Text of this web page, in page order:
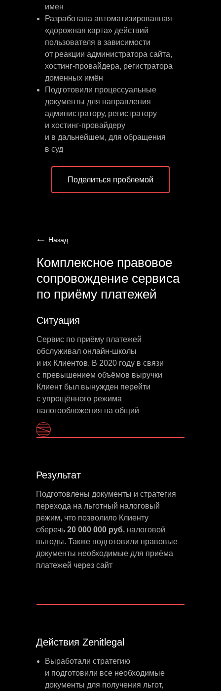
имен
Разработана автоматизированная
«дорожная карта» действий
пользователя в зависимости
от реакции администратора сайта,
хостинг-провайдера, регистратора
доменных имён
Подготовили процессуальные
документы для направления
администратору, регистратору
и хостинг-провайдеру
и в дальнейшем, для обращения
в суд
Поделиться проблемой
Назад
Действия Zenitlegal
Комплексное правовое
сопровождение сервиса
по приёму платежей
Сервис по приёму платежей
обслуживал онлайн-школы
и их Клиентов. В 2020 году в связи
с превышением объёмов выручки
Клиент был вынужден перейти
с упрощённого режима
налогообложения на общий
Выработали стратегию
и подготовили все необходимые
документы для получения льгот,
Ситуация
Результат
Подготовлены документы и стратегия
перехода на льготный налоговый
режим, что позволило Клиенту
сберечь 20 000 000 руб. налоговой
выгоды. Также подготовили правовые
документы необходимые для приёма
платежей через сайт